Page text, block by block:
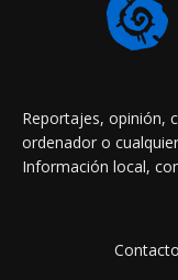
Reportajes, opinión,
ordenador o
Información local,